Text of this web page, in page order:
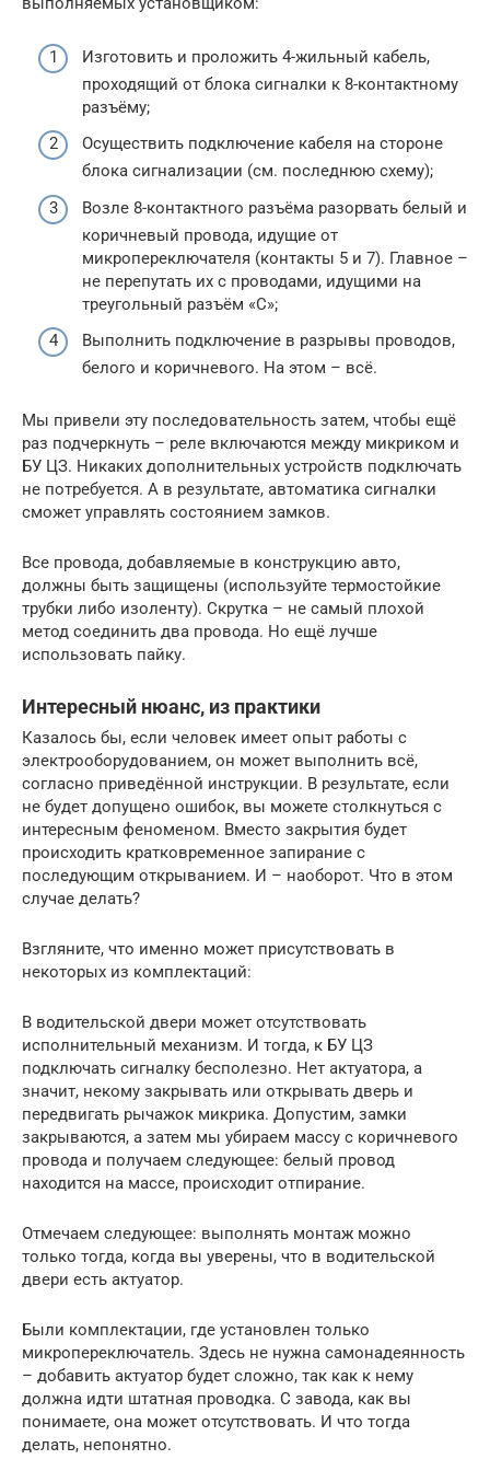
Изготовить и проложить 4-жильный кабель,
проходящий от блока сигналки к 8-контактному
разъёму;
Осуществить подключение кабеля на стороне
блока сигнализации (см. последнюю схему);
Возле 8-контактного разъёма разорвать белый и
коричневый провода, идущие от
микропереключателя (контакты 5 и 7). Главное –
не перепутать их с проводами, идущими на
треугольный разъём «С»;
Выполнить подключение в разрывы проводов,
белого и коричневого. На этом – всё.
Мы привели эту последовательность затем, чтобы ещё
раз подчеркнуть – реле включаются между микриком и
БУ ЦЗ. Никаких дополнительных устройств подключать
не потребуется. А в результате, автоматика сигналки
сможет управлять состоянием замков.
Все провода, добавляемые в конструкцию авто,
должны быть защищены (используйте термостойкие
трубки либо изоленту). Скрутка – не самый плохой
метод соединить два провода. Но ещё лучше
использовать пайку.
Интересный нюанс, из практики
Казалось бы, если человек имеет опыт работы с
электрооборудованием, он может выполнить всё,
согласно приведённой инструкции. В результате, если
не будет допущено ошибок, вы можете столкнуться с
интересным феноменом. Вместо закрытия будет
происходить кратковременное запирание с
последующим открыванием. И – наоборот. Что в этом
случае делать?
Взгляните, что именно может присутствовать в
некоторых из комплектаций:
В водительской двери может отсутствовать
исполнительный механизм. И тогда, к БУ ЦЗ
подключать сигналку бесполезно. Нет актуатора, а
значит, некому закрывать или открывать дверь и
передвигать рычажок микрика. Допустим, замки
закрываются, а затем мы убираем массу с коричневого
провода и получаем следующее: белый провод
находится на массе, происходит отпирание.
Отмечаем следующее: выполнять монтаж можно
только тогда, когда вы уверены, что в водительской
двери есть актуатор.
Были комплектации, где установлен только
микропереключатель. Здесь не нужна самонадеянность
– добавить актуатор будет сложно, так как к нему
должна идти штатная проводка. С завода, как вы
понимаете, она может отсутствовать. И что тогда
делать, непонятно.